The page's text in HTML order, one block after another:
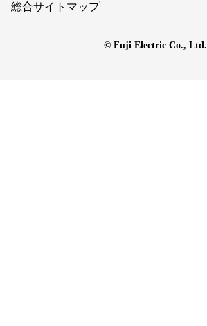
総合サイトマップ
© Fuji Electric Co., Ltd.